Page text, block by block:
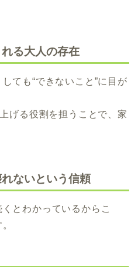
る大人の存在
ても“できないこと”に目が
げる役割を担うことで、家
ないという信頼
とわかっているからこ